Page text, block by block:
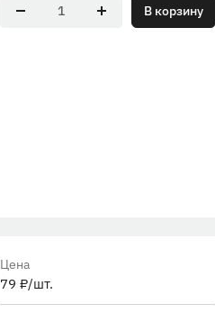
В корзину
Цена
79 ₽/шт.